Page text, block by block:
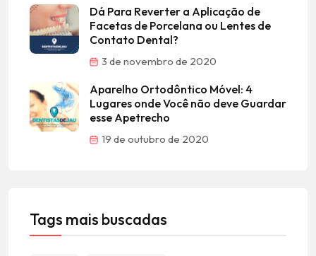
Dá Para Reverter a Aplicação de
Facetas de Porcelana ou Lentes de
Contato Dental?
3 de novembro de 2020
Aparelho Ortodôntico Móvel: 4
Lugares onde Você não deve Guardar
esse Apetrecho
19 de outubro de 2020
Tags mais buscadas